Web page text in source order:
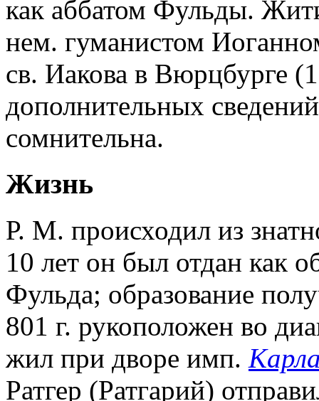
как аббатом Фульды.
нем. гуманистом
св. Иакова в Вюрцбурге
дополнительных
сомнительна.
Жизнь
Р. М. происходил из
10 лет он был отдан как
Фульда; образование
801 г. рукоположен во
жил при дворе имп.
Ратгер (Ратгарий)